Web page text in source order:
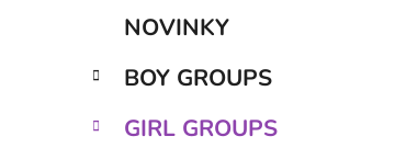
č
ý
Preskočiť
kategórie
e
ó
NOVINKY
BOY GROUPS
GIRL GROUPS